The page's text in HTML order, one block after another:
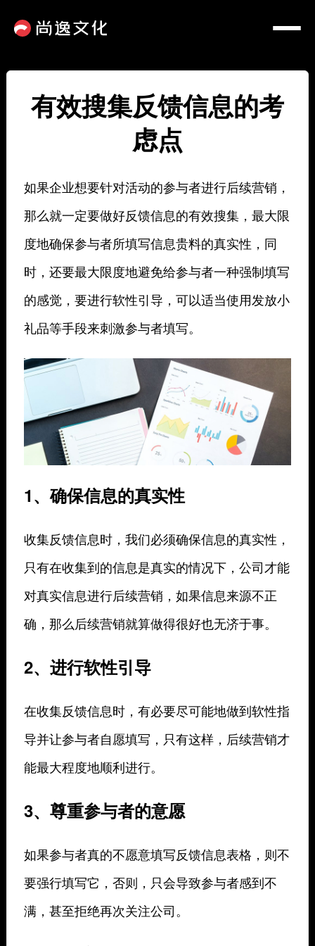
有效搜集反馈信息的考
虑点
如果企业想要针对活动的参与者进行后续营销，
那么就一定要做好反馈信息的有效搜集，最大限
度地确保参与者所填写信息贵料的真实性，同
时，还要最大限度地避免给参与者一种强制填写
的感觉，要进行软性引导，可以适当使用发放小
礼品等手段来刺激参与者填写。
1、确保信息的真实性
收集反馈信息时，我们必须确保信息的真实性，
只有在收集到的信息是真实的情况下，公司才能
对真实信息进行后续营销，如果信息来源不正
确，那么后续营销就算做得很好也无济于事。
2、进行软性引导
在收集反馈信息时，有必要尽可能地做到软性指
导并让参与者自愿填写，只有这样，后续营销才
能最大程度地顺利进行。
3、尊重参与者的意愿
如果参与者真的不愿意填写反馈信息表格，则不
要强行填写它，否则，只会导致参与者感到不
满，甚至拒绝再次关注公司。